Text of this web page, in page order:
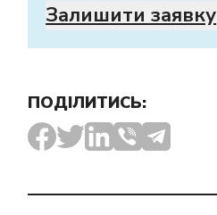
Залишити заявку
ПОДІЛИТИСЬ: